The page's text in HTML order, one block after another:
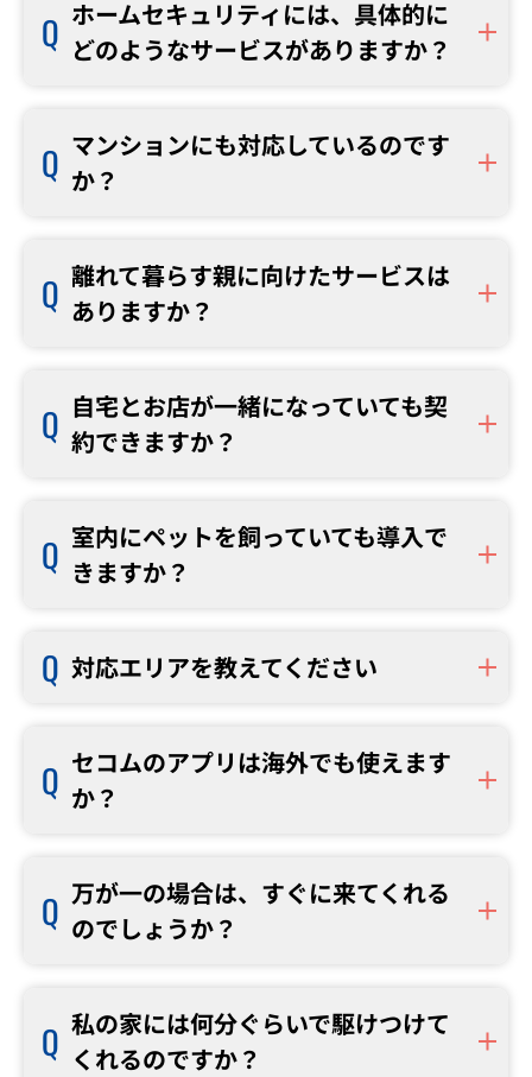
ホームセキュリティには、具体的に
どのようなサービスがありますか？
マンションにも対応しているのです
か？
離れて暮らす親に向けたサービスは
ありますか？
自宅とお店が一緒になっていても契
約できますか？
室内にペットを飼っていても導入で
きますか？
対応エリアを教えてください
セコムのアプリは海外でも使えます
か？
万が一の場合は、すぐに来てくれる
のでしょうか？
私の家には何分ぐらいで駆けつけて
くれるのですか？